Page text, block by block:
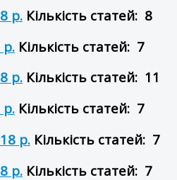
р. Кількість статей: 8
р. Кількість статей: 7
р. Кількість статей: 11
р. Кількість статей: 7
р. Кількість статей: 7
р. Кількість статей: 7